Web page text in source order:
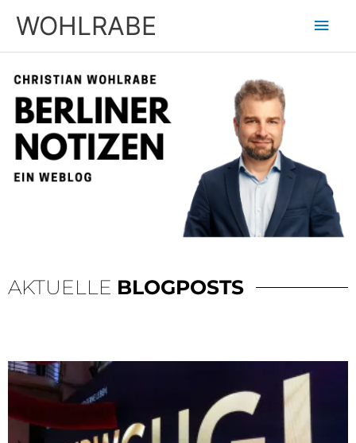
InhaltWOHLRABE
AKTUELLE BLOGPOSTS